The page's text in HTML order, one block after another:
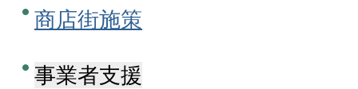
商店街施策
事業者支援